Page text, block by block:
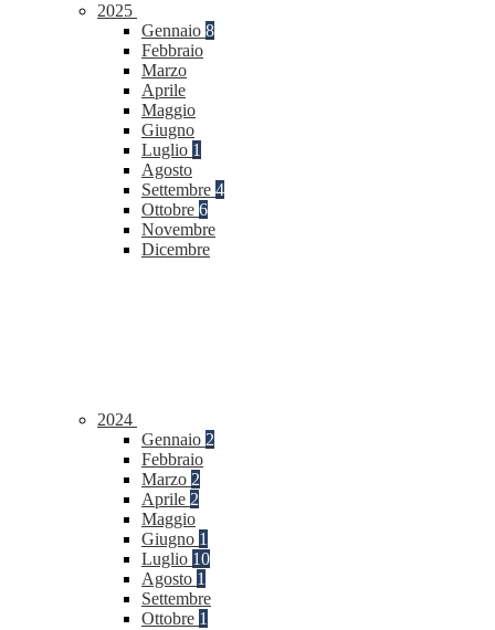
2025
Gennaio 8
Febbraio
Marzo
Aprile
Maggio
Giugno
Luglio 1
Agosto
Settembre 4
Ottobre 6
Novembre
Dicembre
2024
Gennaio 2
Febbraio
Marzo 2
Aprile 2
Maggio
Giugno 1
Luglio 10
Agosto 1
Settembre
Ottobre 1